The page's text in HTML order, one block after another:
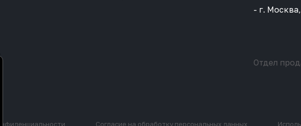
- г.
Отдел
Согласие на обработку персональных данных